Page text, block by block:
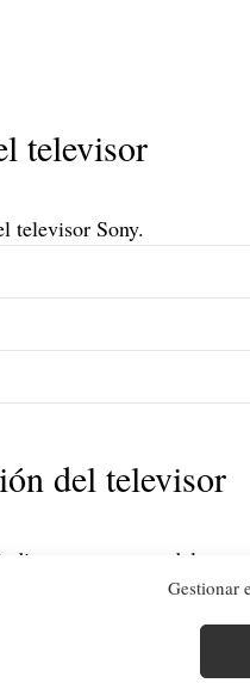
Gestionar
televisor
televisor Sony.
del televisor
que es un modelo que